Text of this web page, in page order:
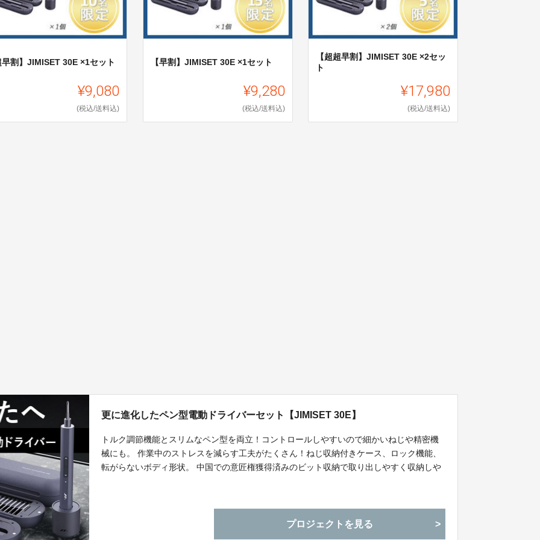
早割】JIMISET 30E ×1セット
¥9,080
(税込/送料込)
【早割】JIMISET 30E ×1セット
¥9,280
(税込/送料込)
【超超早割】JIMISET 30E ×2セッ
ト
¥17,980
(税込/送料込)
更に進化したペン型電動ドライバーセット【JIMISET 30E】
トルク調節機能とスリムなペン型を両立！コントロールしやすいので細かいねじや精密機
械にも。 作業中のストレスを減らす工夫がたくさん！ねじ収納付きケース、ロック機能、
転がらないボディ形状。 中国での意匠権獲得済みのビット収納で取り出しやすく収納しや
プロジェクトを見る